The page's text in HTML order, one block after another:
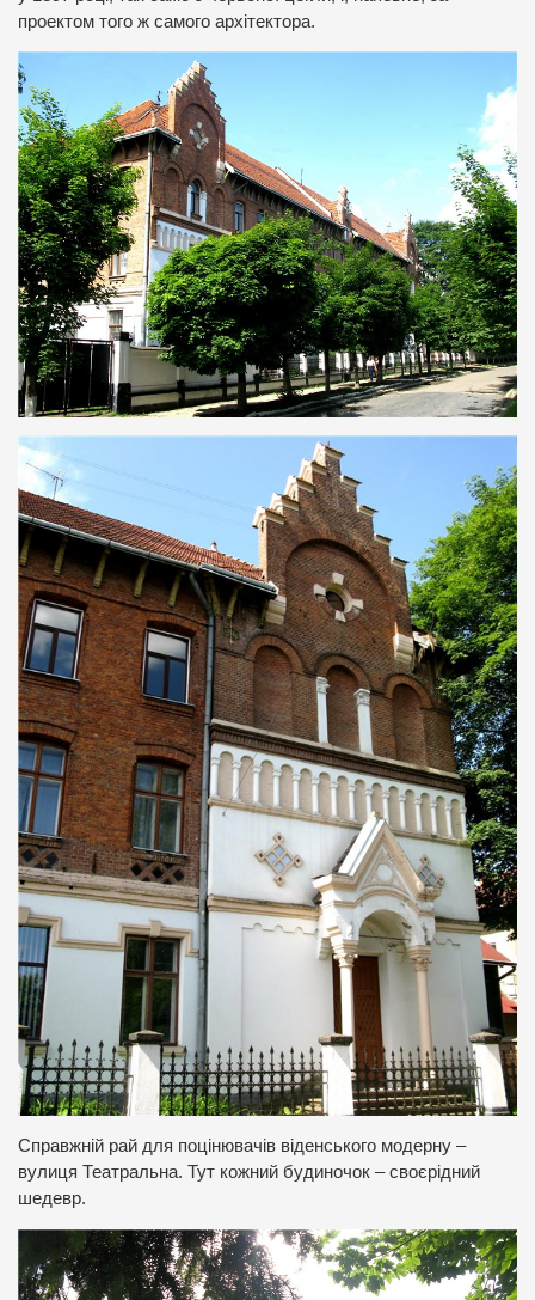
проектом того ж самого архітектора.
Справжній рай для поцінювачів віденського модерну –
вулиця Театральна. Тут кожний будиночок – своєрідний
шедевр.